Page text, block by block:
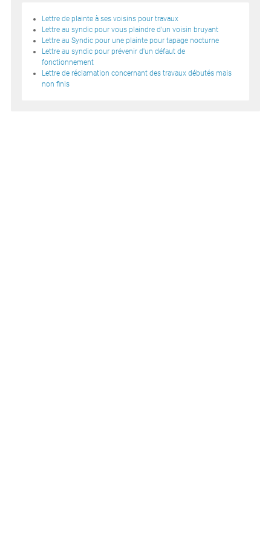
Lettre de plainte à ses voisins pour travaux
Lettre au syndic pour vous plaindre d'un voisin bruyant
Lettre au Syndic pour une plainte pour tapage nocturne
Lettre au syndic pour prévenir d'un défaut de
fonctionnement
Lettre de réclamation concernant des travaux débutés mais
non finis